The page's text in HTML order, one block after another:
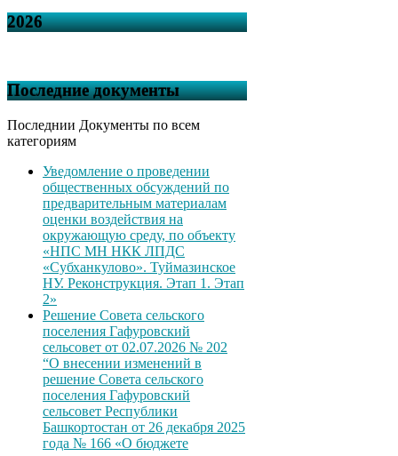
2026
Последние документы
Последнии Документы по всем
категориям
Уведомление о проведении
общественных обсуждений по
предварительным материалам
оценки воздействия на
окружающую среду, по объекту
«НПС МН НКК ЛПДС
«Субханкулово». Туймазинское
НУ. Реконструкция. Этап 1. Этап
2»
Решение Совета сельского
поселения Гафуровский
сельсовет от 02.07.2026 № 202
“О внесении изменений в
решение Совета сельского
поселения Гафуровский
сельсовет Республики
Башкортостан от 26 декабря 2025
года № 166 «О бюджете